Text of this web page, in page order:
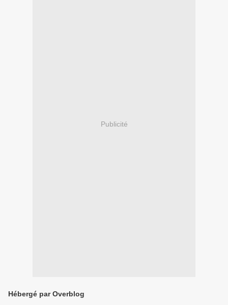
Publicité
Hébergé par Overblog